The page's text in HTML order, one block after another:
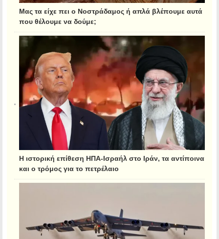
Μας τα είχε πει ο Νοστράδαμος ή απλά βλέπουμε αυτά
που θέλουμε να δούμε;
Η ιστορική επίθεση ΗΠΑ-Ισραήλ στο Ιράν, τα αντίποινα
και ο τρόμος για το πετρέλαιο